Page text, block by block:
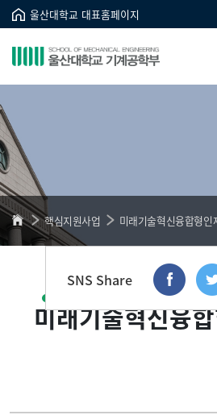
울산대학교 대표홈페이지
핵심지원사업 미래기술혁신융합형인
SNS Share
미래기술혁신융